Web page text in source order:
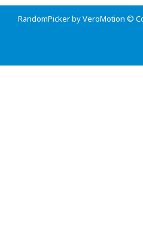
RandomPicker by VeroMotion ©